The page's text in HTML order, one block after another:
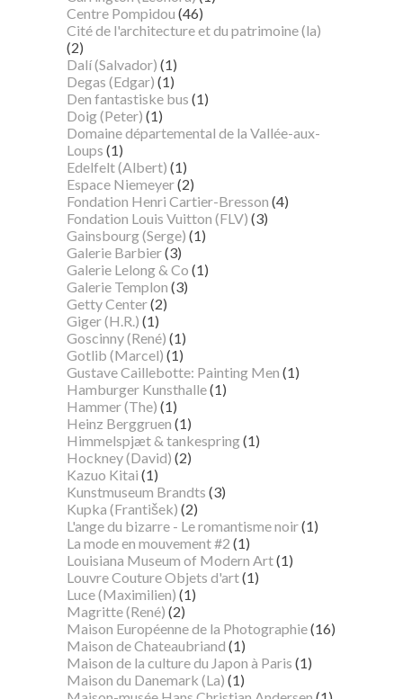
Centre Pompidou (46)
Cité de l'architecture et du patrimoine (la)
(2)
Dalí (Salvador) (1)
Degas (Edgar) (1)
Den fantastiske bus (1)
Doig (Peter) (1)
Domaine départemental de la Vallée-aux-
Loups (1)
Edelfelt (Albert) (1)
Espace Niemeyer(2)
Fondation Henri Cartier-Bresson (4)
Fondation Louis Vuitton (FLV) (3)
Gainsbourg (Serge) (1)
Galerie Barbier(3)
Galerie Lelong & Co (1)
Galerie Templon (3)
Getty Center(2)
Giger (H.R.) (1)
Goscinny (René) (1)
Gotlib (Marcel) (1)
Gustave Caillebotte: Painting Men (1)
Hamburger Kunsthalle(1)
Hammer (The) (1)
Heinz Berggruen (1)
Himmelspjæt & tankespring(1)
Hockney (David) (2)
Kazuo Kitai (1)
Kunstmuseum Brandts (3)
Kupka (František) (2)
L'ange du bizarre - Le romantisme noir(1)
La mode en mouvement #2 (1)
Louisiana Museum of Modern Art(1)
Louvre Couture Objets d'art(1)
Luce (Maximilien) (1)
Magritte (René) (2)
Maison Européenne de la Photographie(16)
Maison de Chateaubriand (1)
Maison de la culture du Japon à Paris (1)
Maison du Danemark (La) (1)